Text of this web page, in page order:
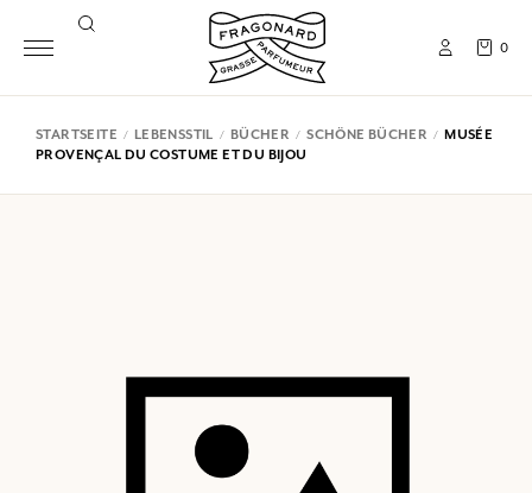
0
STARTSEITE LEBENSSTIL BÜCHER SCHÖNE BÜCHER
MUSÉE
PROVENÇAL DU COSTUME ET DU BIJOU